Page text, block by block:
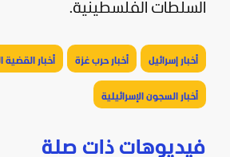
السلطات الفلسطينية.
أخبار إسرائيل أخبار حرب غزة أخبار
أخبار السجون الإسرائيلية
فيديوهات ذات صلة